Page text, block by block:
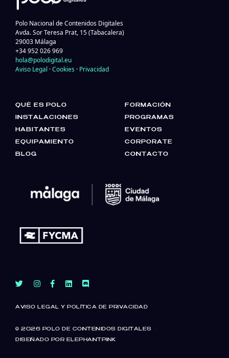
Polo Nacional de Contenidos Digitales
Avda. Sor Teresa Prat, 15 (Tabacalera)
29003 Málaga
+34 952 026 969
hola@polodigital.eu
Aviso Legal ·Cookies · Privacidad
QUÉ ES POLO
INSTALACIONES
HABITANTES
EQUIPAMIENTO
BLOG
FORMACIÓN
PROGRAMAS
EVENTOS
CORPORATE
CONTACTO
AVISO LEGAL Y POLÍTICA DE PRIVACIDAD
© 2026 POLO DE CONTENIDOS DIGITALES ·
DISEÑADO POR ELEPHANTPINK